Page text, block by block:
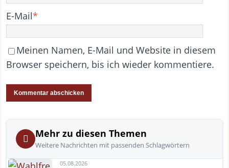
E-Mail*
Meinen Namen, E-Mail und Website in diesem
Browser speichern, bis ich wieder kommentiere.
Mehr zu diesen Themen
Weitere Nachrichten mit passenden Schlagwörtern
05.08.2026